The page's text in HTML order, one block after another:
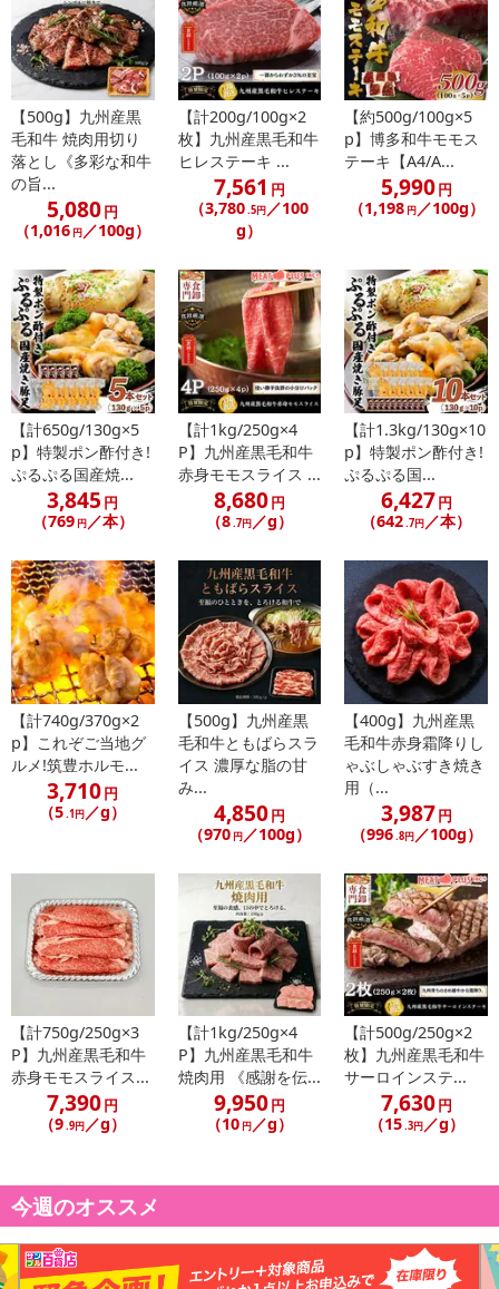
くことをお勧めします。この方法ですと、時間はかかりますが、肉
の旨味成分の流出が最小限に抑えられ、より美味しくお召し上がり
いただけます。
注意事項
【賞味・消費期限のある商品について】
商品到着時点でのお日持ち期間は、配送日数などにより異なります
のでご了承ください。
【キャンセルについて】
※お申込み後のキャンセルはお受けできません。
記載されている内容を必ずご確認いただき、お届けする商品セット
にご納得いただきましたうえでお申し込みください。
※パッケージ変更や商品リニューアル（成分など含む）等により、
参考の掲載画像や画像内のバーコードなど、お届け商品と多少異な
る場合がございます。
また、[新たな加工食品の原料原産地表示制度]の経過措置期間の終
了により、商品詳細内に記載の原産国・原材料の表記が旧表記の場
合がございます。
あらかじめご了承いただいた上でお申込みください。なお、本理由
によるお申込み後のキャンセル・返品交換は対応いたしかねます。
【お支払いについて】
※送料はお試し費用に含まれております。
※d払い、PayPay、au PAY、au PAY（auかんたん決済）、ソフトバ
ンクまとめて支払い、楽天ペイ、メルペイ、AEON Pay、Amazon
Payでお支払いの場合、決済のため外部サイトへ遷移します。
※予約商品は決済手段ごとに定められた決済期限日にお支払いを完
了することがございます。ご了承いただいたうえでお申し込みくだ
さい。
伝票番号がマイページに表示されない場合もございます。
【配送日時の指定について】
※配送日時の指定が可能な商品の場合、商品によってご指定できる
配送日、配送時間が異なる可能性がございます。
カート機能をご利用の場合は、配送日時指定をご利用いただけませ
ん。
発送日カレンダー
【500g】九州産黒
毛和牛 焼肉用切り
落とし《多彩な和牛
の旨...
5,080円
（1,016 円／100g）
【計200g/100g×2
枚】九州産黒毛和牛
ヒレステーキ ...
7,561 円
（3,780.5円／100
g）
【約500g/100g×5
p】博多和牛モモス
テーキ【A4/A...
5,990円
（1,198 円／100g）
【計650g/130g×5
p】特製ポン酢付き!
ぷるぷる国産焼...
3,845 円
（769 円／本）
【計1kg/250g×4
P】九州産黒毛和牛
赤身モモスライス ...
8,680円
（8.7円／g）
【計1.3kg/130g×10
p】特製ポン酢付き!
ぷるぷる国...
6,427円
（642.7円／本）
【計740g/370g×2
p】これぞご当地グ
ルメ!筑豊ホルモ...
3,710円
（5 .1円 ／g）
【500g】九州産黒
毛和牛ともばらスラ
イス 濃厚な脂の甘
み...
4,850円
（970 円／100g）
【400g】九州産黒
毛和牛赤身霜降りし
ゃぶしゃぶすき焼き
用（...
3,987円
（996 .8円／100g）
【計750g/250g×3
P】九州産黒毛和牛
赤身モモスライス...
7,390円
（9.9円／g）
【計1kg/250g×4
P】九州産黒毛和牛
焼肉用 《感謝を伝...
9,950円
（10 円／g）
【計500g/250g×2
枚】九州産黒毛和牛
サーロインステ...
7,630円
（15.3円／g）
今週のオススメ